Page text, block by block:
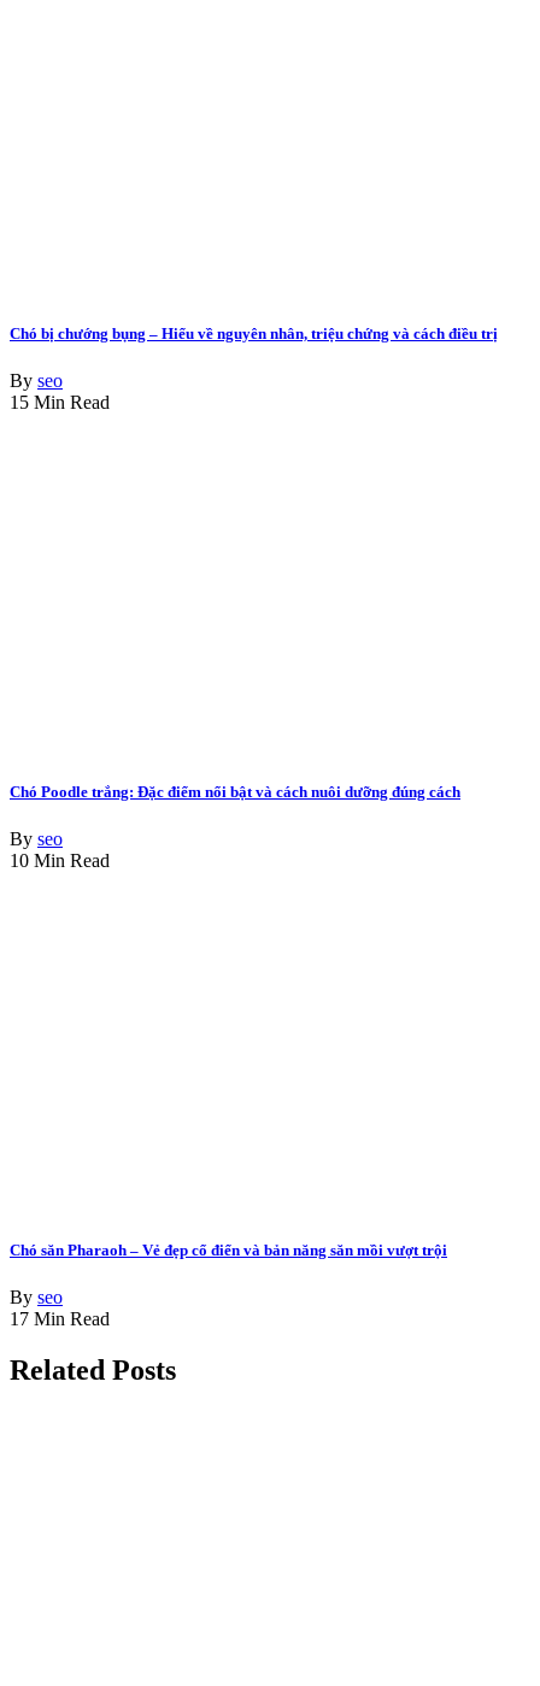
Chó bị chướng bụng – Hiểu về nguyên nhân, triệu chứng và cách điều trị
By seo
15 Min Read
Chó Poodle trắng: Đặc điểm nổi bật và cách nuôi dưỡng đúng cách
By seo
10 Min Read
Chó săn Pharaoh – Vẻ đẹp cổ điển và bản năng săn mồi vượt trội
By seo
17 Min Read
Related Posts